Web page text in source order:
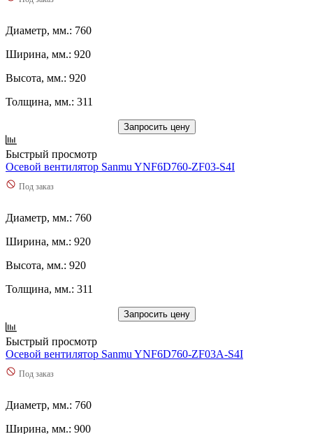
Диаметр, мм.: 760
Ширина, мм.: 920
Высота, мм.: 920
Толщина, мм.: 311
Запросить цену
Быстрый просмотр
Осевой вентилятор Sanmu YNF6D760-ZF03-S4I
Под заказ
Диаметр, мм.: 760
Ширина, мм.: 920
Высота, мм.: 920
Толщина, мм.: 311
Запросить цену
Быстрый просмотр
Осевой вентилятор Sanmu YNF6D760-ZF03A-S4I
Под заказ
Диаметр, мм.: 760
Ширина, мм.: 900